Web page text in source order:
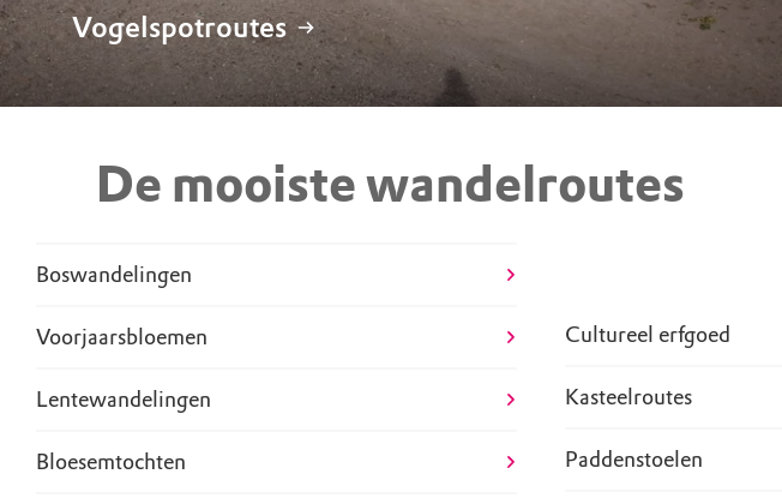
Vogelspotroutes
De mooiste wandelroutes
Boswandelingen
Voorjaarsbloemen
Lentewandelingen
Bloesemtochten
Cultureel erfgoed
Kasteelroutes
Paddenstoelen